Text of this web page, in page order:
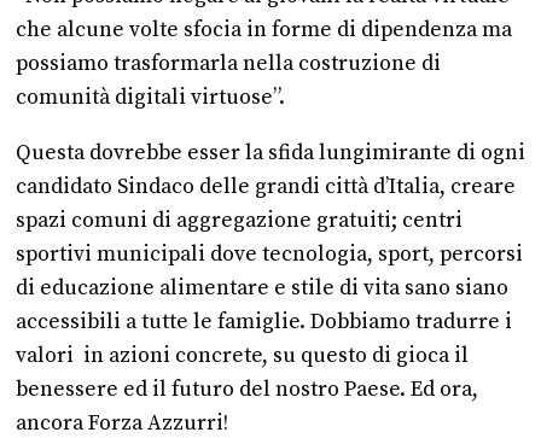
che alcune volte sfocia in forme di dipendenza ma
possiamo trasformarla nella costruzione di
comunità digitali virtuose”.
Questa dovrebbe esser la sfida lungimirante di ogni
candidato Sindaco delle grandi città d’Italia, creare
spazi comuni di aggregazione gratuiti; centri
sportivi municipali dove tecnologia, sport, percorsi
di educazione alimentare e stile di vita sano siano
accessibili a tutte le famiglie. Dobbiamo tradurre i
valori in azioni concrete, su questo di gioca il
benessere ed il futuro del nostro Paese. Ed ora,
ancora Forza Azzurri!